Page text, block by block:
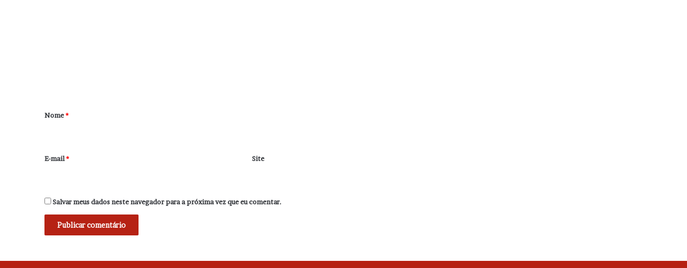
r
*
Nome*
E-mail* Site
Salvar meus dados neste navegador para a próxima vez que eu comentar.